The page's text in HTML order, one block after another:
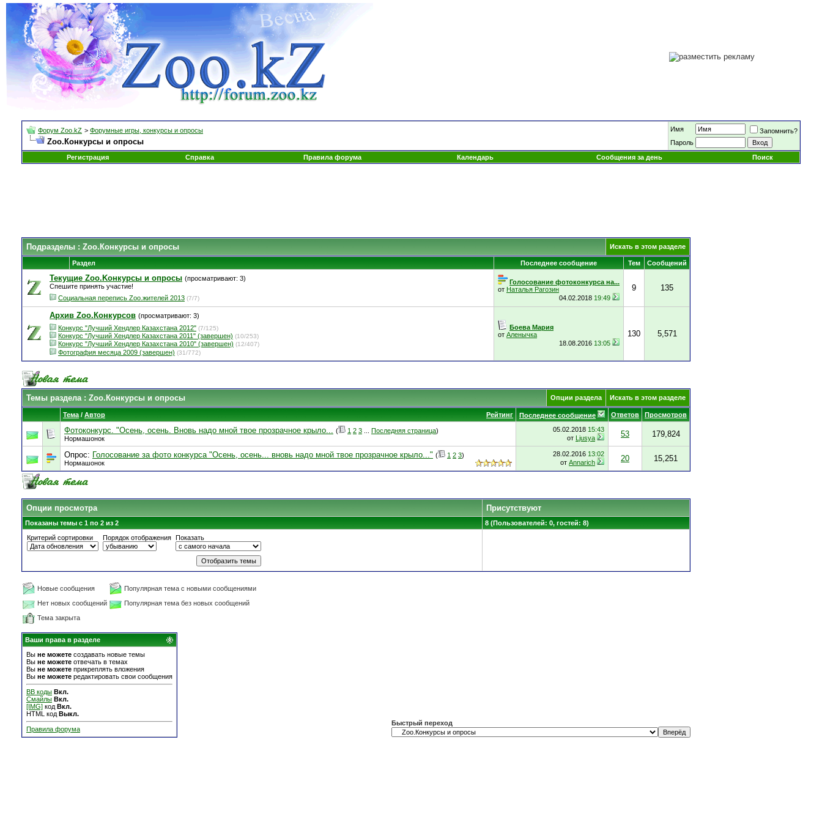
Форум Zoo.kZ > Форумные игры, конкурсы и опросы
Zoo.Конкурсы и опросы
Имя
Запомнить?
Пароль
Регистрация
Справка Правила форума Календарь Сообщения за день Поиск
Подразделы : Zoo.Конкурсы и опросы Искать в этом разделе
Раздел Последнее сообщение Тем Сообщений
Текущие Zoo.Kонкурсы и опросы (просматривают: 3)
Спешите принять участие!
Социальная перепись Zoo.жителей 2013 (7/7)
Голосование фотоконкурса на...
от Наталья Рагозин
04.02.2018 19:49
9 135
Архив Zoo.Конкурсов (просматривают: 3)
Конкурс "Лучший Хендлер Казахстана 2012" (7/125)
Конкурс "Лучший Хендлер Казахстана 2011" (завершен) (10/253)
Конкурс "Лучший Хендлер Казахстана 2010" (завершен) (12/407)
Фотография месяца 2009 (завершен) (31/772)
Боева Мария
от Аленычка
18.08.2016 13:05
130 5,571
Темы раздела: Zoo.Конкурсы и опросы Опции раздела Искать в этом разделе
Рейтинг
Тема / Автор Последнее сообщение Ответов Просмотров
Фотоконкурс. "Осень, осень. Вновь надо мной твое прозрачное крыло... ( 1 2 3 Последняя страница)
Нормашонок
05.02.2018 15:43
от Ljusya 53 179,824
Опрос: Голосование за фото конкурса "Осень, осень... вновь надо мной твое прозрачное крыло..." ( 1 2 3)
Нормашонок
28.02.2016 13:02
от Annarich 20 15,251
Опции просмотра Присутствуют
Показаны темы с 1 по 2 из 2
8 (Пользователей: 0, гостей: 8)
Критерий сортировки
Порядок отображения Показать
Новые сообщения
Популярная тема с новыми сообщениями
Нет новых сообщений
Популярная тема без новых сообщений
Тема закрыта
Ваши права в разделе
Вы не можете создавать новые темы
Вы не можете отвечать в темах
Вы не можете прикреплять вложения
Вы не можете редактировать свои сообщения
BB коды Вкл.
Смайлы Вкл.
[IMG] код Вкл.
HTML код Выкл.
Правила форума
Быстрый переход